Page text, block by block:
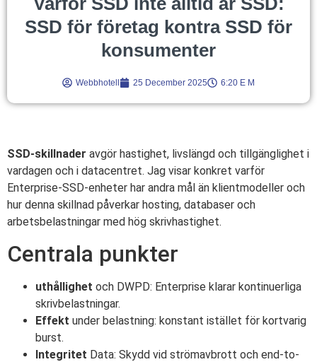
SSD för företag kontra SSD för
konsumenter
Webbhotell 25 December 2025 6:20 E M
SSD-skillnader avgör hastighet, livslängd och tillgänglighet i
vardagen och i datacentret. Jag visar konkret varför
Enterprise-SSD-enheter har andra mål än klientmodeller och
hur denna skillnad påverkar hosting, databaser och
arbetsbelastningar med hög skrivhastighet.
Centrala punkter
uthållighet och DWPD: Enterprise klarar kontinuerliga
skrivbelastningar.
Effekt under belastning: konstant istället för kortvarig
burst.
Integritet Data: Skydd vid strömavbrott och end-to-